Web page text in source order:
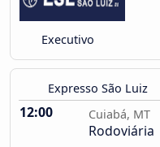
Executivo
Expresso São Luiz
12:00 Cuiabá, MT
Rodoviária